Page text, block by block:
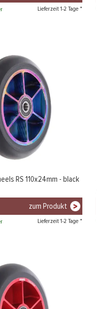
Lieferzeit 1-2 Tage *
RS 110x24mm - black
zum Produkt
Lieferzeit 1-2 Tage *